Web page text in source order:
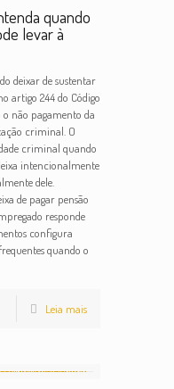
quando
levar à
deixar de sustentar
artigo 244 do Código
o não pagamento da
criminal. O
criminal quando
intencionalmente
dele.
de pagar pensão
responde
configura
quando o
Leia mais